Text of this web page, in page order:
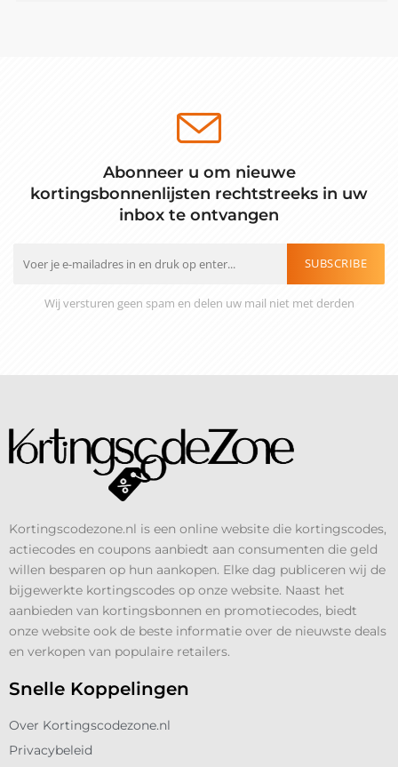
Abonneer u om nieuwe
kortingsbonnenlijsten rechtstreeks in uw
inbox te ontvangen
SUBSCRIBE
Wij versturen geen spam en delen uw mail niet met derden
Kortingscodezone.nl is een online website die kortingscodes,
actiecodes en coupons aanbiedt aan consumenten die geld
willen besparen op hun aankopen. Elke dag publiceren wij de
bijgewerkte kortingscodes op onze website. Naast het
aanbieden van kortingsbonnen en promotiecodes, biedt
onze website ook de beste informatie over de nieuwste deals
en verkopen van populaire retailers.
Snelle Koppelingen
Over Kortingscodezone.nl
Privacybeleid